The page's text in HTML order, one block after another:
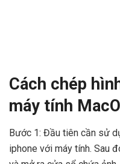
Cách chép
máy tính
Bước 1: Đầu tiên cần sử
iphone với máy tính. Sau